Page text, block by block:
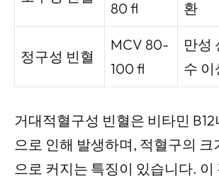
80 fl
환
정구성 빈혈
MCV 80-
100 fl
만성
수 이
거대적혈구성 빈혈은 비타민
으로 인해 발생하며, 적혈구의 크
으로 커지는 특징이 있습니다. 이